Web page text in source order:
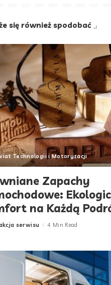
się również spodobać
Technologii i Motoryzacji
Zapachy
na Każdą
serwisu 4 Min Read